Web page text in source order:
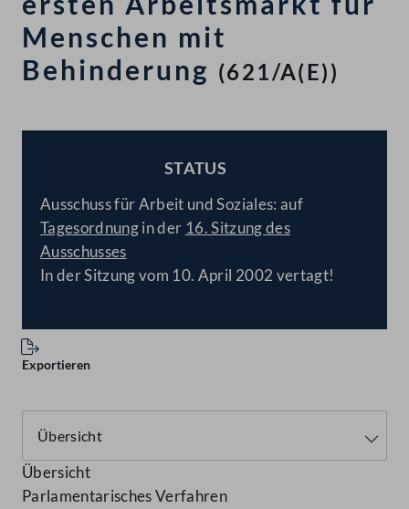
Menschen mit
Behinderung (621/A(E))
STATUS
Ausschuss für Arbeit und Soziales: auf
Tagesordnungin der 16. Sitzung des
Ausschusses
In der Sitzung vom 10. April 2002 vertagt!
Exportieren
Übersicht
Parlamentarisches Verfahren